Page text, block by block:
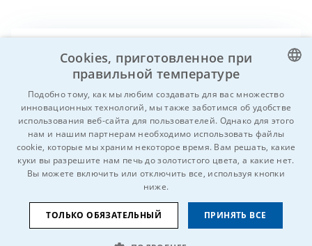
Вы знаете кого-нибудь, кому это может
быть интересно?
Hе стесняйтесь и
поделитесь!
© 2026 Все права защищены IDEAL-Trade Service, spol. s r.o.
CZECH
ENGLISH
GERMAN
RUSSIAN
Cookies, приготовленное при
правильной температуре
Подобно тому, как мы любим создавать для вас множество
инновационных технологий, мы также заботимся об удобстве
использования веб-сайта для пользователей. Однако для этого
нам и нашим партнерам необходимо использовать файлы
cookie, которые мы храним некоторое время. Вам решать, какие
куки вы разрешите нам печь до золотистого цвета, а какие нет.
Вы можете включить или отключить все, используя кнопки
ниже.
ПРИНЯТЬ ВСЕ
ТОЛЬКО ОБЯЗАТЕЛЬНЫЙ